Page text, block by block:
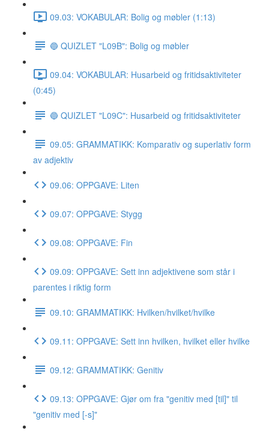
09.03: VOKABULAR: Bolig og møbler (1:13)
🔵 QUIZLET "L09B": Bolig og møbler
09.04: VOKABULAR: Husarbeid og fritidsaktiviteter
(0:45)
🔵 QUIZLET "L09C": Husarbeid og fritidsaktiviteter
09.05: GRAMMATIKK: Komparativ og superlativ form
av adjektiv
09.06: OPPGAVE: Liten
09.07: OPPGAVE: Stygg
09.08: OPPGAVE: Fin
09.09: OPPGAVE: Sett inn adjektivene som står i
parentes i riktig form
09.10: GRAMMATIKK: Hvilken/hvilket/hvilke
09.11: OPPGAVE: Sett inn hvilken, hvilket eller hvilke
09.12: GRAMMATIKK: Genitiv
09.13: OPPGAVE: Gjør om fra "genitiv med [til]" til
"genitiv med [-s]"